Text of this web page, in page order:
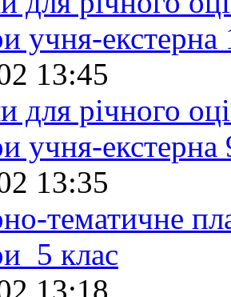
учня-екстерна
13:45
для річного
учня-екстерна
13:35
тематичне
5 клас